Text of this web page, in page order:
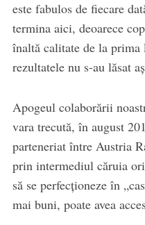
este fabulos de fiecare
termina aici, deoarece
înaltă calitate de la
rezultatele nu s-au lăsat
Apogeul colaborării
vara trecută, în august
parteneriat între Austria
prin intermediul căruia
să se perfecționeze în
mai buni, poate avea